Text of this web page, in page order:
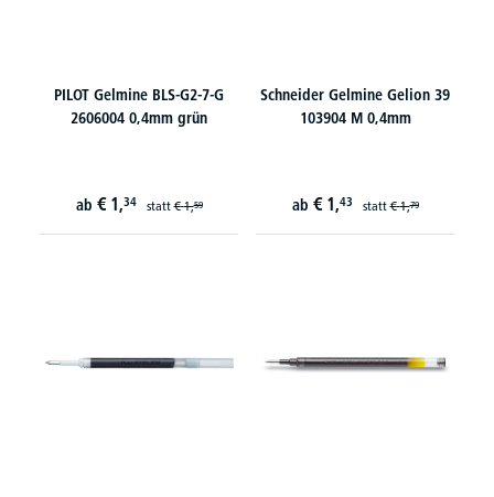
PILOT Gelmine BLS-G2-7-G
2606004 0,4mm grün
ab € 1,34 statt€ 1,59
Schneider Gelmine Gelion 39
103904 M 0,4mm
ab € 1,43 statt€ 1,79